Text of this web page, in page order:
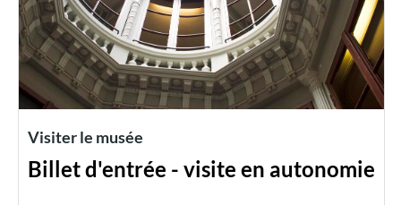
Visiter le musée
Billet d'entrée - visite en autonomie